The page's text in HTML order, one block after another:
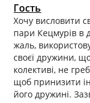
Гость
Хочу висловити
пари Кецмурів в
жаль,
своєї дружини,
колективі, не
щоб принизити
його дружині.